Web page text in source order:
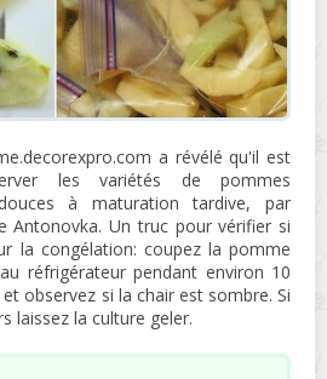
a révélé qu'il est
les variétés de pommes
à maturation tardive, par
Antonovka. Un truc pour vérifier si
la congélation: coupez la pomme
réfrigérateur pendant environ 10
observez si la chair est sombre. Si
laissez la culture geler.